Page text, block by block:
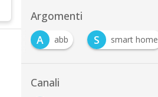
Argomenti
A
abb S smart home
Canali